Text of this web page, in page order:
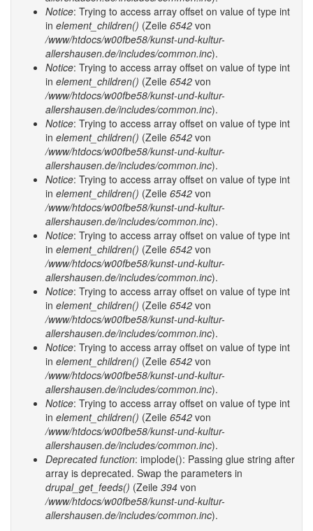
Notice: Trying to access array offset on value of type int
in element_children() (Zeile 6542 von
/www/htdocs/w00fbe58/kunst-und-kultur-
allershausen.de/includes/common.inc).
Notice: Trying to access array offset on value of type int
in element_children() (Zeile 6542 von
/www/htdocs/w00fbe58/kunst-und-kultur-
allershausen.de/includes/common.inc).
Notice: Trying to access array offset on value of type int
in element_children() (Zeile 6542 von
/www/htdocs/w00fbe58/kunst-und-kultur-
allershausen.de/includes/common.inc).
Notice: Trying to access array offset on value of type int
in element_children() (Zeile 6542 von
/www/htdocs/w00fbe58/kunst-und-kultur-
allershausen.de/includes/common.inc).
Notice: Trying to access array offset on value of type int
in element_children() (Zeile 6542 von
/www/htdocs/w00fbe58/kunst-und-kultur-
allershausen.de/includes/common.inc).
Notice: Trying to access array offset on value of type int
in element_children() (Zeile 6542 von
/www/htdocs/w00fbe58/kunst-und-kultur-
allershausen.de/includes/common.inc).
Notice: Trying to access array offset on value of type int
in element_children() (Zeile 6542 von
/www/htdocs/w00fbe58/kunst-und-kultur-
allershausen.de/includes/common.inc).
Notice: Trying to access array offset on value of type int
in element_children() (Zeile 6542 von
/www/htdocs/w00fbe58/kunst-und-kultur-
allershausen.de/includes/common.inc).
Deprecated function: implode(): Passing glue string after
array is deprecated. Swap the parameters in
drupal_get_feeds() (Zeile 394 von
/www/htdocs/w00fbe58/kunst-und-kultur-
allershausen.de/includes/common.inc).